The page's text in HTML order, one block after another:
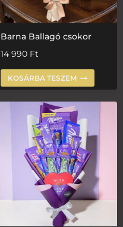
Barna Ballagó csokor
14 990 Ft
KOSÁRBA TESZEM